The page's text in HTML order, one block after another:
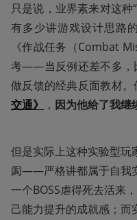
只是说，业界素来对这
有多少讲游戏设计思路
《作战任务（Combat
考——当反例还差不多，
做反馈的经典反面教材
交通》
， 因为他给了我继
但是实际上这种实验型玩
阂——严格讲都属于自我
一个BOSS虐得死去活来
己能力提升的成就感；